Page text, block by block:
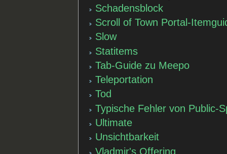
Schadensblock
Scroll of Town Portal-
Slow
Statitems
Tab-Guide zu Meepo
Teleportation
Tod
Typische Fehler von Public-
Ultimate
Unsichtbarkeit
Vladmir's Offering